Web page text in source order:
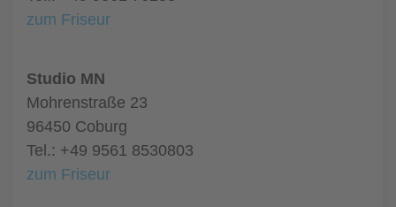
zum Friseur
Studio MN
Mohrenstraße 23
96450 Coburg
Tel.: +49 9561 8530803
zum Friseur